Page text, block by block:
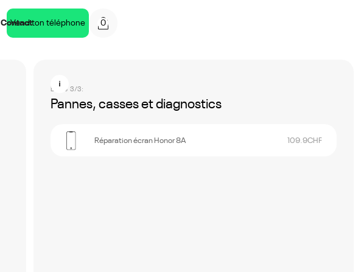
Contact
Vend ton téléphone 0
Étape 3/3:
Pannes, casses et diagnostics
Réparation écran Honor 8A 109.9CHF